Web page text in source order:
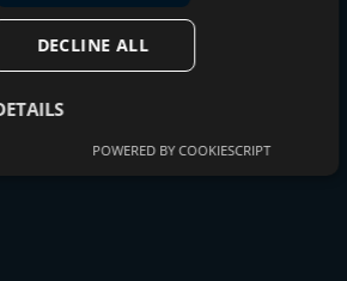
DECLINE ALL
POWERED BY COOKIESCRIPT